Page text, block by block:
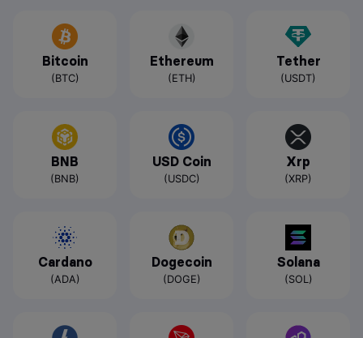
Bitcoin
(BTC)
Ethereum
(ETH)
Tether
(USDT)
BNB
(BNB)
USD Coin
(USDC)
Xrp
(XRP)
Cardano
(ADA)
Dogecoin
(DOGE)
Solana
(SOL)